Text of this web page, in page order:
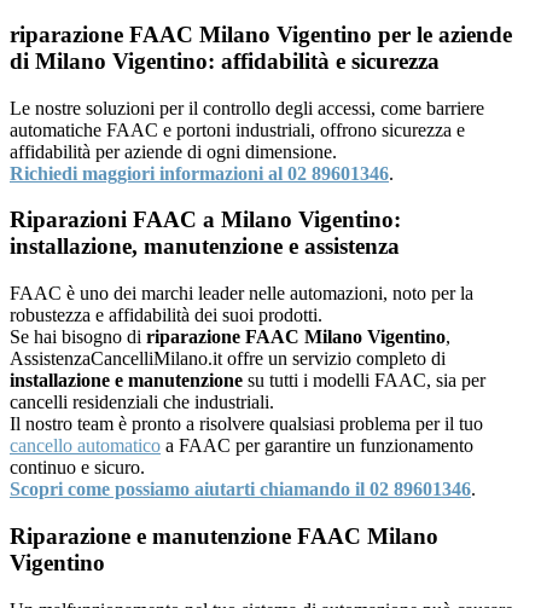
riparazione FAAC Milano Vigentino per le aziende
di Milano Vigentino: affidabilità e sicurezza
Le nostre soluzioni per il controllo degli accessi, come barriere
automatiche FAAC e portoni industriali, offrono sicurezza e
affidabilità per aziende di ogni dimensione.
Richiedi maggiori informazioni al 02 89601346.
Riparazioni FAAC a Milano Vigentino:
installazione, manutenzione e assistenza
FAAC è uno dei marchi leader nelle automazioni, noto per la
robustezza e affidabilità dei suoi prodotti.
Se hai bisogno di riparazione FAAC Milano Vigentino,
AssistenzaCancelliMilano.it offre un servizio completo di
installazione e manutenzione su tutti i modelli FAAC, sia per
cancelli residenziali che industriali.
Il nostro team è pronto a risolvere qualsiasi problema per il tuo
cancello automatico a FAAC per garantire un funzionamento
continuo e sicuro.
Scopri come possiamo aiutarti chiamando il 02 89601346.
Riparazione e manutenzione FAAC Milano
Vigentino